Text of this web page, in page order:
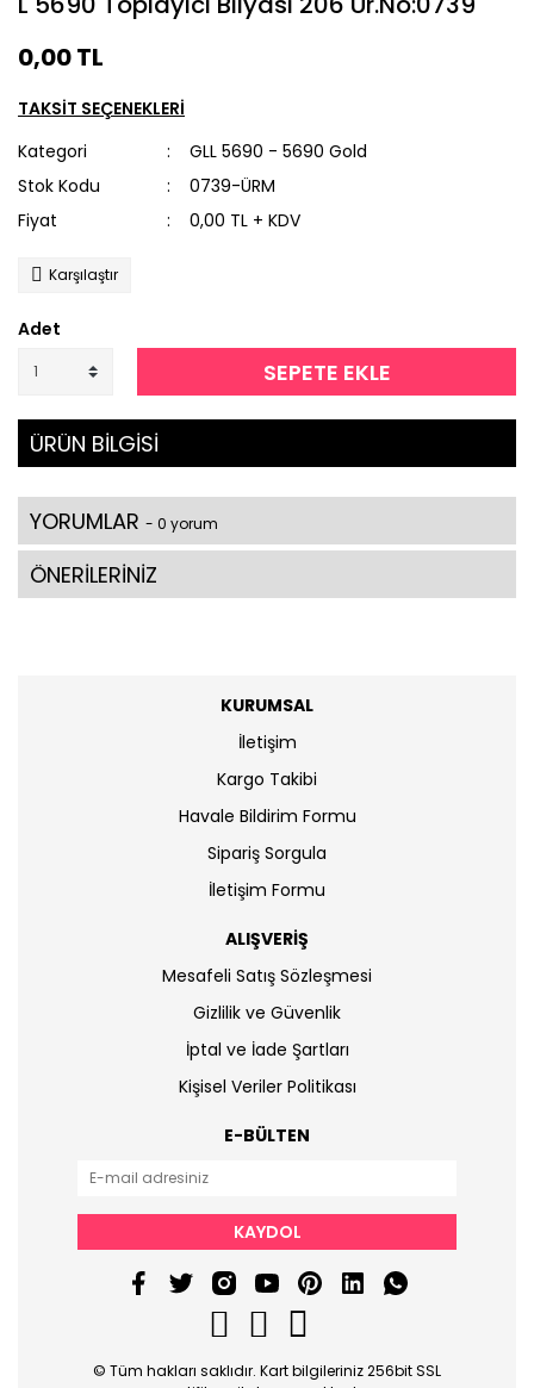
0,00 TL
TAKSİT SEÇENEKLERİ
Kategori
GLL 5690 - 5690 Gold
Stok Kodu
0739-ÜRM
Fiyat
0,00 TL + KDV
Karşılaştır
Adet
SEPETE EKLE
ÜRÜN BİLGİSİ
YORUMLAR - 0 yorum
ÖNERİLERİNİZ
KURUMSAL
İletişim
Kargo Takibi
Havale Bildirim Formu
Sipariş Sorgula
İletişim Formu
ALIŞVERİŞ
Mesafeli Satış Sözleşmesi
Gizlilik ve Güvenlik
İptal ve İade Şartları
Kişisel Veriler Politikası
E-BÜLTEN
KAYDOL
© Tüm hakları saklıdır. Kart bilgileriniz 256bit SSL